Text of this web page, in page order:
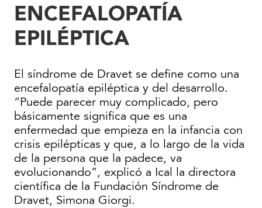
ENCEFALOPATÍA
EPILÉPTICA
El síndrome de Dravet se define como una
encefalopatía epiléptica y del desarrollo.
“Puede parecer muy complicado, pero
básicamente significa que es una
enfermedad que empieza en la infancia con
crisis epilépticas y que, a lo largo de la vida
de la persona que la padece, va
evolucionando”, explicó a Ical la directora
científica de la Fundación Síndrome de
Dravet, Simona Giorgi.